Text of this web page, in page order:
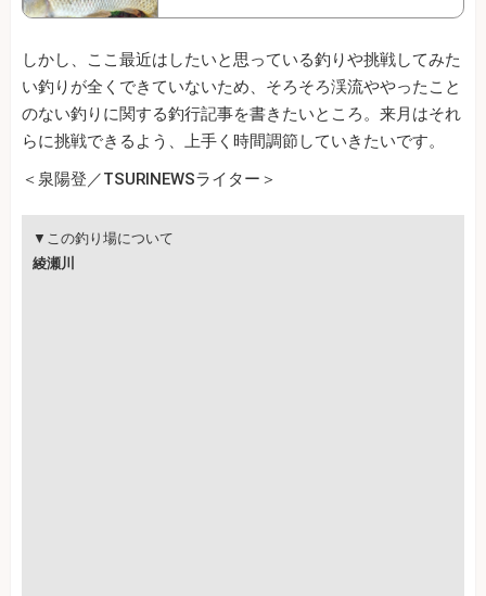
しかし、ここ最近はしたいと思っている釣りや挑戦してみた
い釣りが全くできていないため、そろそろ渓流ややったこと
のない釣りに関する釣行記事を書きたいところ。来月はそれ
らに挑戦できるよう、上手く時間調節していきたいです。
＜泉陽登／TSURINEWSライター＞
▼この釣り場について
綾瀬川